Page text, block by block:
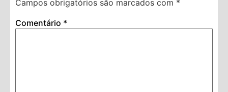
Campos obrigatórios são marcados com *
Comentário *